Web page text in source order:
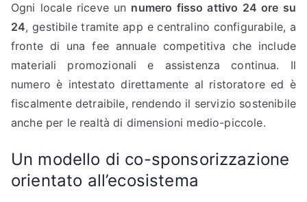
Ogni locale riceve un numero fisso attivo 24 ore su
24, gestibile tramite app e centralino configurabile, a
fronte di una fee annuale competitiva che include
materiali promozionali e assistenza continua. Il
numero è intestato direttamente al ristoratore ed è
fiscalmente detraibile, rendendo il servizio sostenibile
anche per le realtà di dimensioni medio-piccole.
Un modello di co-sponsorizzazione
orientato all’ecosistema